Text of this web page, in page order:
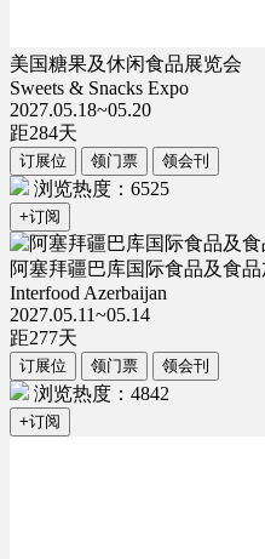
美国糖果及休闲食品展览会
Sweets & Snacks Expo
2027.05.18~05.20
距284天
订展位 领门票 领会刊
浏览热度：6525
+订阅
阿塞拜疆巴库国际食品及食
Interfood Azerbaijan
2027.05.11~05.14
距277天
订展位 领门票 领会刊
浏览热度：4842
+订阅